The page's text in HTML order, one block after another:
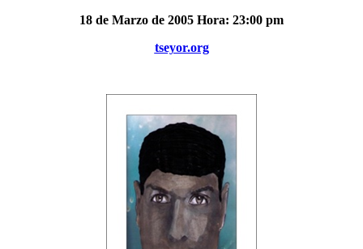
18 de Marzo de 2005 Hora: 23:00 pm
tseyor.org